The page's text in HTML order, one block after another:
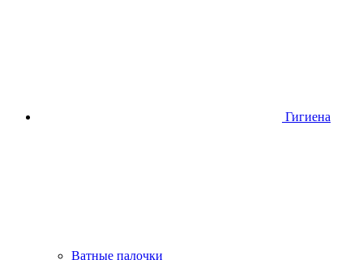
Гигиена
Ватные палочки